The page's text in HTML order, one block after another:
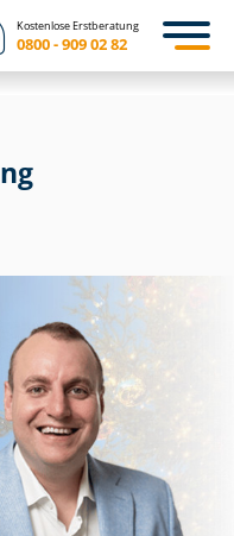
Kostenlose Erstberatung
0800 - 909 02 82